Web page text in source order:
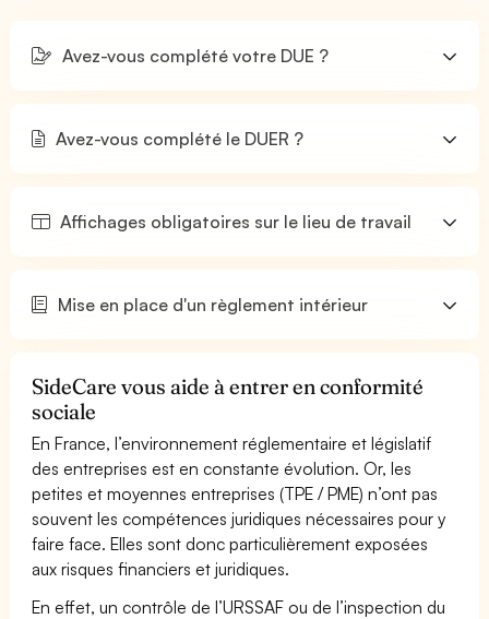
Avez-vous complété votre DUE ?
Avez-vous complété le DUER ?
Affichages obligatoires sur le lieu de travail
Mise en place d'un règlement intérieur
SideCare vous aide à entrer en conformité
sociale
En France, l’environnement réglementaire et législatif
des entreprises est en constante évolution. Or, les
petites et moyennes entreprises (TPE / PME) n’ont pas
souvent les compétences juridiques nécessaires pour y
faire face. Elles sont donc particulièrement exposées
aux risques financiers et juridiques.
En effet, un contrôle de l’URSSAF ou de l’inspection du